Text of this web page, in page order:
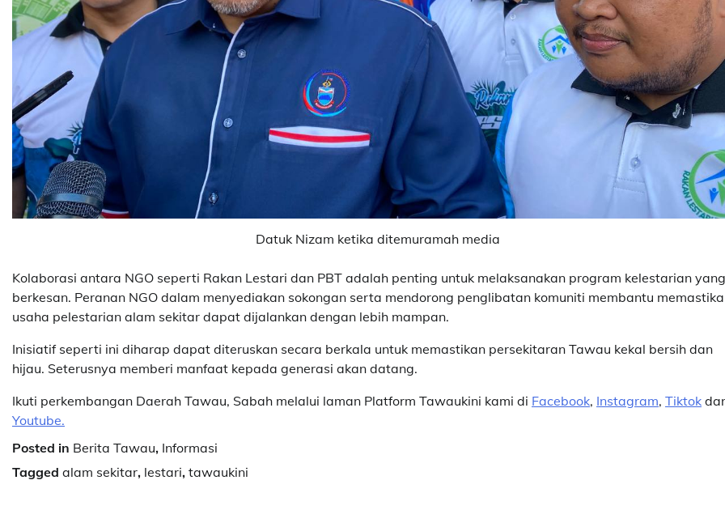
Datuk Nizam ketika ditemuramah media
Kolaborasi antara NGO seperti Rakan Lestari dan PBT adalah penting untuk melaksanakan program kelestarian yang
berkesan. Peranan NGO dalam menyediakan sokongan serta mendorong penglibatan komuniti membantu
usaha pelestarian alam sekitar dapat dijalankan dengan lebih mampan.
Inisiatif seperti ini diharap dapat diteruskan secara berkala untuk memastikan persekitaran Tawau kekal bersih dan
hijau. Seterusnya memberi manfaat kepada generasi akan datang.
Ikuti perkembangan Daerah Tawau, Sabah melalui laman Platform Tawaukini kami di Facebook, Instagram, Tiktok
Youtube.
Posted in Berita Tawau, Informasi
Tagged alam sekitar, lestari, tawaukini